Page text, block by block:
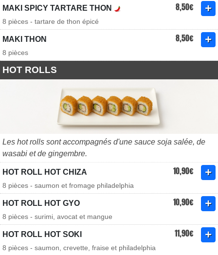
MAKI SPICY TARTARE THON 8,50€
8 pièces - tartare de thon épicé
MAKI THON 8,50€
8 pièces
HOT ROLLS
Les hot rolls sont accompagnés d'une sauce soja salée, de
wasabi et de gingembre.
HOT ROLL HOT CHIZA 10,90€
8 pièces - saumon et fromage philadelphia
HOT ROLL HOT GYO 10,90€
8 pièces - surimi, avocat et mangue
HOT ROLL HOT SOKI 11,90€
8 pièces - saumon, crevette, fraise et philadelphia